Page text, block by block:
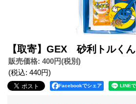
【取寄】GEX 砂利トルくん
販売価格: 400円(税別)
(税込: 440円)
Facebookでシェア